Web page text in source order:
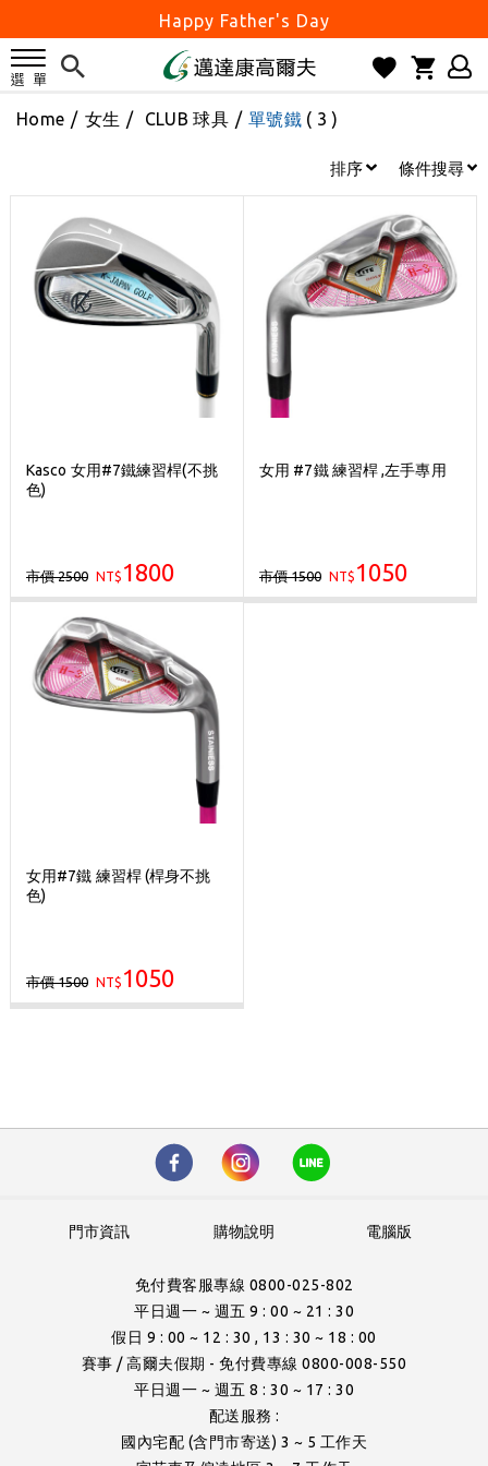
Happy Father's Day
父親節優惠實施中
7月份 門市免費試打日程 已公佈!
防詐騙! 勿信來路不明連結及優惠
歡迎體驗公益店Friends Screen模擬器
刷台新卡滿 $6000 分 3 期 0 利率
Golf Point 會員回饋積點
消費滿 $2000 享免運
Happy Father's Day
父親節優惠實施中
2026邁達康盃 開始受理報名
防詐騙! 勿信來路不明連結及優惠
Golf Point 會員回饋積點
Home / 女生 / CLUB 球具 / 單號鐵 ( 3 )
排序 條件搜尋
Kasco 女用#7鐵練習桿(不挑
色)
市價 2500 NT$ 1800
女用 #7鐵 練習桿 ,左手專用
市價 1500 NT$ 1050
女用#7鐵 練習桿 (桿身不挑
色)
市價 1500 NT$ 1050
電腦版
購物說明
門市資訊
免付費客服專線 0800-025-802
平日週一 ~ 週五 9 : 00 ~ 21 : 30
假日 9 : 00 ~ 12 : 30 , 13 : 30 ~ 18 : 00
賽事 / 高爾夫假期 - 免付費專線 0800-008-550
平日週一 ~ 週五 8 : 30 ~ 17 : 30
配送服務 :
國內宅配 (含門市寄送) 3 ~ 5 工作天